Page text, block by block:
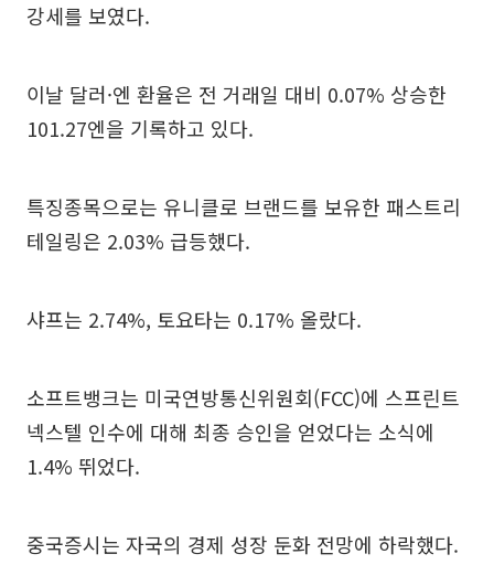
강세를 보였다.
이날 달러·엔 환율은 전 거래일 대비 0.07% 상승한
101.27엔을 기록하고 있다.
특징종목으로는 유니클로 브랜드를 보유한 패스트리
테일링은 2.03% 급등했다.
샤프는 2.74%, 토요타는 0.17% 올랐다.
소프트뱅크는 미국연방통신위원회(FCC)에 스프린트
넥스텔 인수에 대해 최종 승인을 얻었다는 소식에
1.4% 뛰었다.
중국증시는 자국의 경제 성장 둔화 전망에 하락했다.